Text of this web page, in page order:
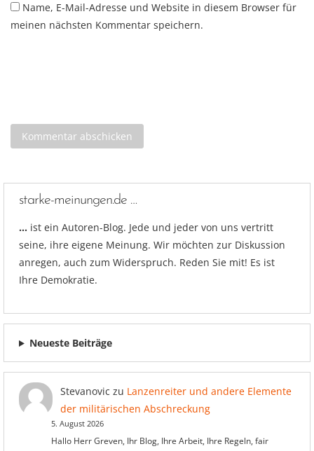
Name, E-Mail-Adresse und Website in diesem Browser für
meinen nächsten Kommentar speichern.
starke-meinungen.de …
… ist ein Autoren-Blog. Jede und jeder von uns vertritt
seine, ihre eigene Meinung. Wir möchten zur Diskussion
anregen, auch zum Widerspruch. Reden Sie mit! Es ist
Ihre Demokratie.
Neueste Beiträge
Stevanovic zu Lanzenreiter und andere Elemente
der militärischen Abschreckung
5. August 2026
Hallo Herr Greven, Ihr Blog, Ihre Arbeit, Ihre Regeln, fair